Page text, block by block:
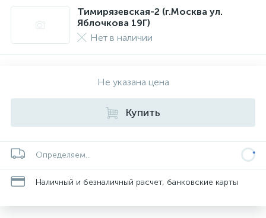
Тимирязевская-2 (г.Москва ул.
Яблочкова 19Г)
Нет в наличии
Не указана цена
Купить
Определяем...
Наличный и безналичный расчет, банковские карты